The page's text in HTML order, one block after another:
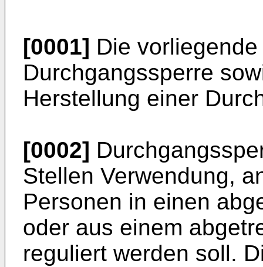
[0001] Die
Durchgangssperre
Herstellung einer
[0002]
Stellen Verwendung,
Personen in einen
oder aus einem
reguliert werden soll.